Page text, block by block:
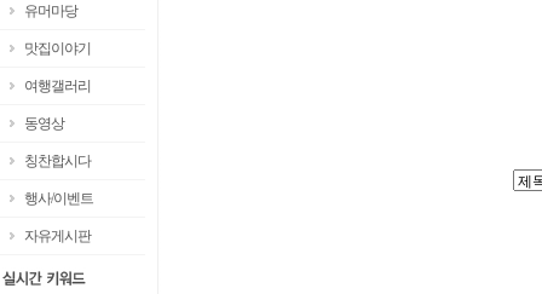
유머마당
맛집이야기
여행갤러리
동영상
칭찬합시다
행사/이벤트
자유게시판